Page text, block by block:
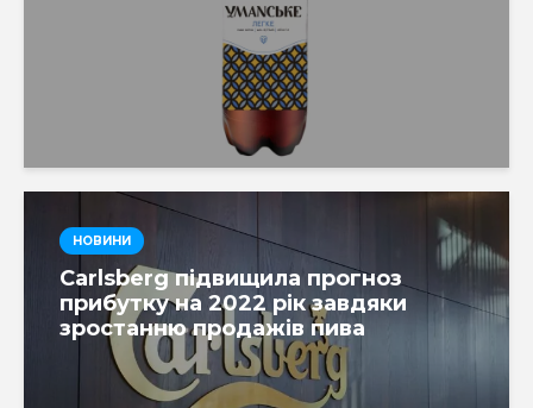
НОВИНИ
Carlsberg підвищила прогноз
прибутку на 2022 рік завдяки
зростанню продажів пива